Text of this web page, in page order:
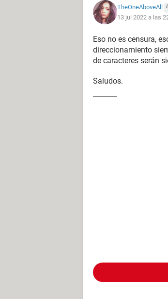
TheOneAboveAll
13 jul 2022 a las
Eso no es censura,
direccionamiento
de caracteres serán
Saludos.